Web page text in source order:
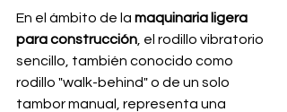
En el ámbito de la maquinaria ligera
para construcción , el rodillo vibratorio
sencillo, también conocido como
rodillo "walk-behind" o de un solo
tambor manual, representa una